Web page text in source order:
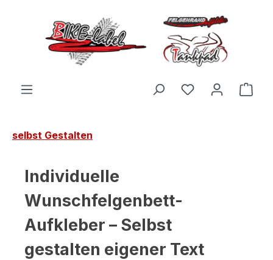
Zum Hauptinhalt springen
Du hast 0
selbst Gestalten
Individuelle
Wunschfelgenbett-
Aufkleber – Selbst
gestalten eigener Text